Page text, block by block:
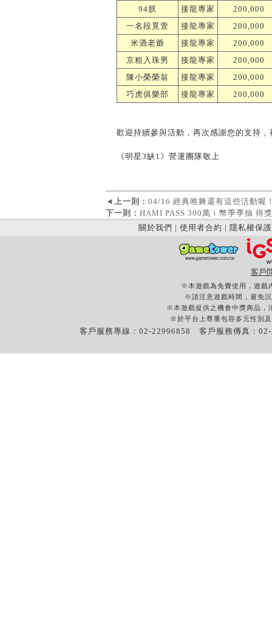
94朕
接龍專家
200,000
一名段覓萱
接龍專家
200,000
米酒老爺
接龍專家
200,000
京粗入珠男
接龍專家
200,000
陳小榮榮翁
接龍專家
200,000
巧虎俱樂部
接龍專家 200,000
歡迎持續參與活動，再次感謝您的支持
《明星3缺1》營運團隊敬上
◄ 上一則： 04/16 經典唯舞還有這些活動喔
下一則： HAMI PASS 300萬ｉ幣季季抽 得
關於我們 | 使用者合約 | 隱私權保護
客戶
※本遊戲為免費使用，遊戲
※請注意遊戲時間，避免
※本遊戲提供之機會中獎商品，
※於平台上尊重包容多元性別
客戶服務專線：02-22996858 客戶服務傳真：